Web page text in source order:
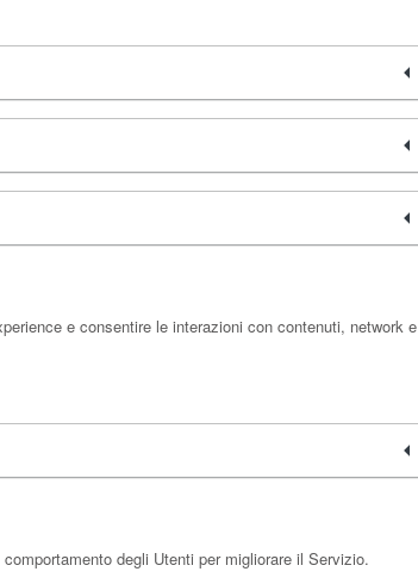
e consentire le interazioni con contenuti, network e
degli Utenti per migliorare il Servizio.